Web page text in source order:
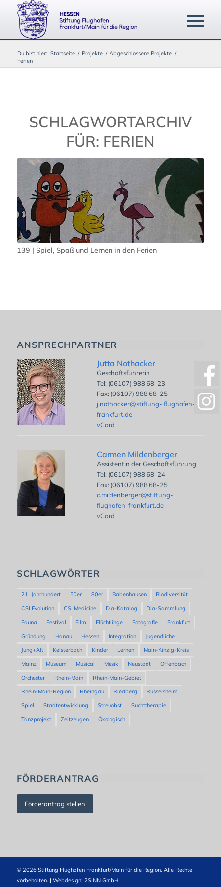
Du bist hier: Startseite / Projekte / Abgeschlossene Projekte /
Ferien
SCHLAGWORTARCHIV
FÜR: FERIEN
139 | Spiel, Spaß und Lernen in den Ferien
ANSPRECHPARTNER
Jutta Nothacker
Geschäftsführerin
Tel: (06107) 988 68-23
Fax: (06107) 988 68-25
j.nothacker@stiftung- flughafen-
frankfurt.de
vCard
Carmen Mildenberger
Assistentin der Geschäftsführung
Tel: (06107) 988 68-24
Fax: (06107) 988 68-25
c.mildenberger@stiftung-
flughafen-frankfurt.de
vCard
SCHLAGWÖRTER
21. Jahrhundert 50er 80er Babenhausen
Biodiversität
CSI Evolution
CSI Medicine Dia-Katalog
Dia-Sammlung
Fauna
Festival Film Flüchtlinge Fotografie
Frankfurt
Gründung
Hanau Hessen Integration
Jugendliche
Jung+Alt
Kelsterbach Kinder Lernen
Main-Kinzig-Kreis
Mainz
Museum Musical Musik Neustadt
Offenbach
Orchester
Rhein-Main
Rhein-Main-Gebiet
Rhein-Main-Region
Rheingau Riedberg
Rüsselsheim
Spiel
Stadtentwicklung Streuobst
Suchttherapie
Tanzprojekt
Zeitzeugen Ökologisch
FÖRDERANTRAG
Förderantrag stellen
© 2026 Stiftung Flughafen Frankfurt/Main für die Region. Alle Rechte
vorbehalten. | Webdesign: 2SINN GmbH